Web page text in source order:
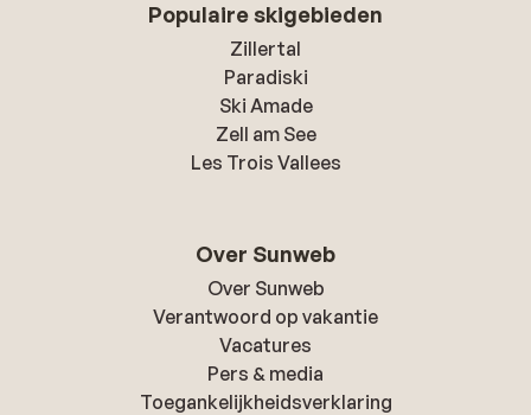
Populaire skigebieden
Zillertal
Paradiski
Ski Amade
Zell am See
Les Trois Vallees
Over Sunweb
Over Sunweb
Verantwoord op vakantie
Vacatures
Pers & media
Toegankelijkheidsverklaring